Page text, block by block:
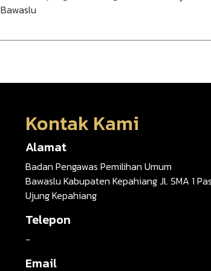
Bawaslu
Kontak Kami
Alamat
Badan Pengawas Pemilihan Umum
Bawaslu Kabupaten Kepahiang Jl. SMA 1
Ujung Kepahiang
Telepon
-
Email